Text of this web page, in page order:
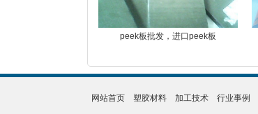
peek板批发，进口peek板
网站首页 塑胶材料 加工技术 行业事例